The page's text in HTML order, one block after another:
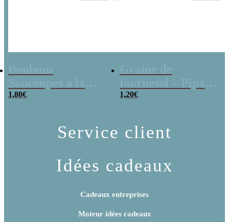
poudre (x20)
1,80€
x 3
1,20€
Service client
Idées cadeaux
Cadeaux entreprises
Moteur idées cadeaux